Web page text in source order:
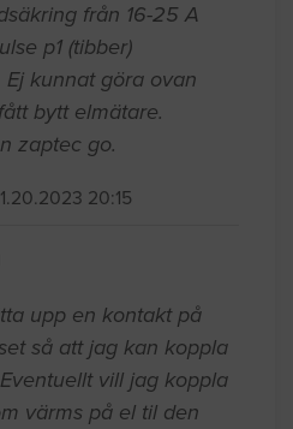
från 16-25 A
p1 (tibber)
kunnat göra ovan
bytt elmätare.
zaptec go.
20:15
upp en kontakt på
så att jag kan koppla
vill jag koppla
värms på el til den